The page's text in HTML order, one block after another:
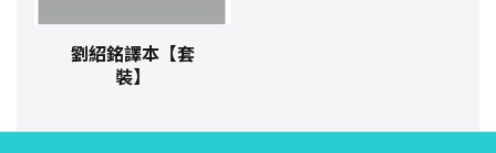
劉紹銘譯本【套
裝】